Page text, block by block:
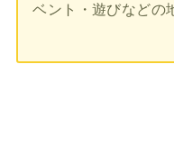
ベント・遊びなどの